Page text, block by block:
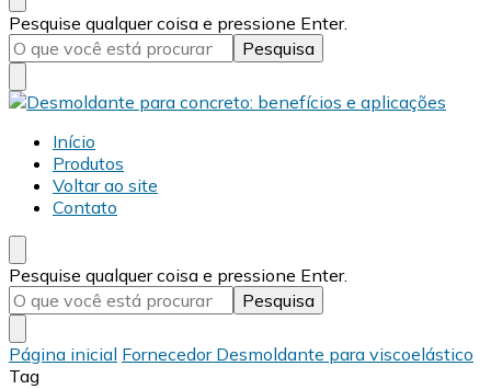
Desmold
Blog Desmold
Procurando
algo?
Pesquise qualquer coisa e pressione Enter.
Desmold
Blog Desmold
Início
Produtos
Voltar ao site
Contato
Procurando
algo?
Pesquise qualquer coisa e pressione Enter.
Página inicial Fornecedor Desmoldante para viscoelástico
Tag